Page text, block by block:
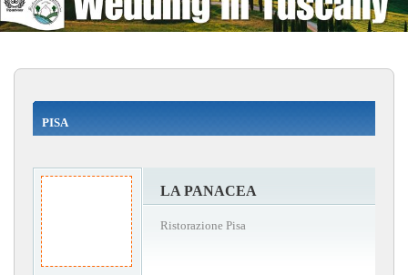
PISA
LA PANACEA
Ristorazione Pisa